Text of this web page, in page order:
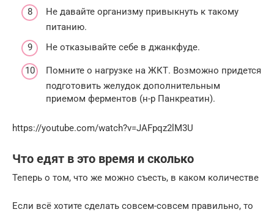
Не давайте организму привыкнуть к такому
питанию.
Не отказывайте себе в джанкфуде.
Помните о нагрузке на ЖКТ. Возможно придется
подготовить желудок дополнительным
приемом ферментов (н-р Панкреатин).
https://youtube.com/watch?v=JAFpqz2lM3U
Что едят в это время и сколько
Теперь о том, что же можно съесть, в каком количестве
Если всё хотите сделать совсем-совсем правильно, то